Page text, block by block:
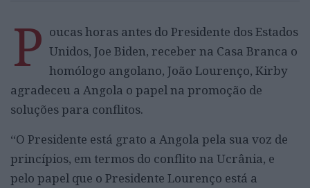
P oucas horas antes do Presidente dos Estados
Unidos, Joe Biden, receber na Casa Branca o
homólogo angolano, João Lourenço, Kirby
agradeceu a Angola o papel na promoção de
soluções para conflitos.
“O Presidente está grato a Angola pela sua voz de
princípios, em termos do conflito na Ucrânia, e
pelo papel que o Presidente Lourenço está a